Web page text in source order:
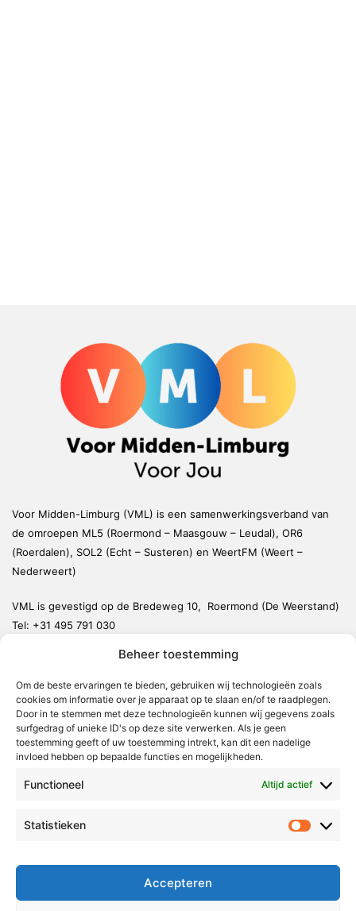
Beheer toestemming
Om de beste ervaringen te bieden, gebruiken wij technologieën zoals
cookies om informatie over je apparaat op te slaan en/of te raadplegen.
Door in te stemmen met deze technologieën kunnen wij gegevens zoals
surfgedrag of unieke ID's op deze site verwerken. Als je geen
toestemming geeft of uw toestemming intrekt, kan dit een nadelige
invloed hebben op bepaalde functies en mogelijkheden.
Functioneel Altijd actief
Statistieken
Accepteren
Voor Midden-Limburg (VML) is een samenwerkingsverband van
de omroepen ML5 (Roermond – Maasgouw – Leudal), OR6
(Roerdalen), SOL2 (Echt – Susteren) en WeertFM (Weert –
Nederweert)
VML is gevestigd op de Bredeweg 10, Roermond (De Weerstand)
Tel: +31 495 791 030
Weert
Nederweert
Leudal
Maasgouw
Echt-Susteren
Roermond
Radio & TV